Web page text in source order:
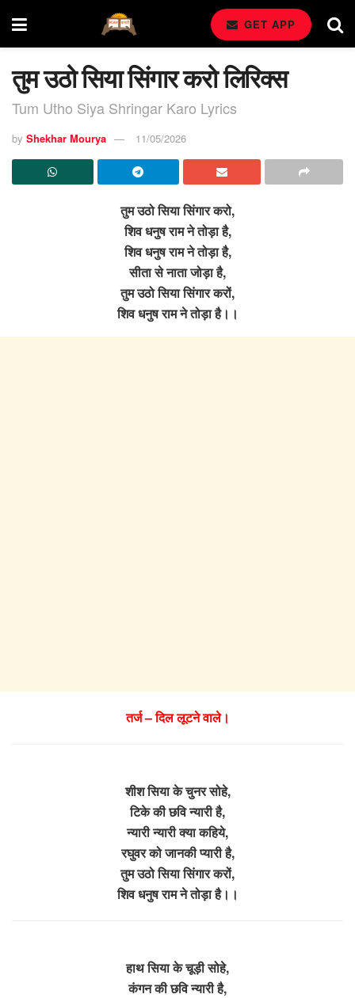
GET APP
तुम उठो सिया सिंगार करो लिरिक्स
Tum Utho Siya Shringar Karo Lyrics
by Shekhar Mourya 11/05/2026
तुम उठो सिया सिंगार करो,
शिव धनुष राम ने तोड़ा है,
शिव धनुष राम ने तोड़ा है,
सीता से नाता जोड़ा है,
तुम उठो सिया सिंगार करों,
शिव धनुष राम ने तोड़ा है।।
तर्ज – दिल लूटने वाले।
शीश सिया के चुनर सोहे,
टिके की छवि न्यारी है,
न्यारी न्यारी क्या कहिये,
रघुवर को जानकी प्यारी है,
तुम उठो सिया सिंगार करों,
शिव धनुष राम ने तोड़ा है।।
हाथ सिया के चूड़ी सोहे,
कंगन की छवि न्यारी है,